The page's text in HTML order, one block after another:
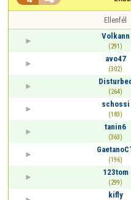
Ellenfél
Volkann
(291)
avo47
(302)
(264)
schossi
(183)
tanin6
(363)
(196)
123tom
(299)
kifly